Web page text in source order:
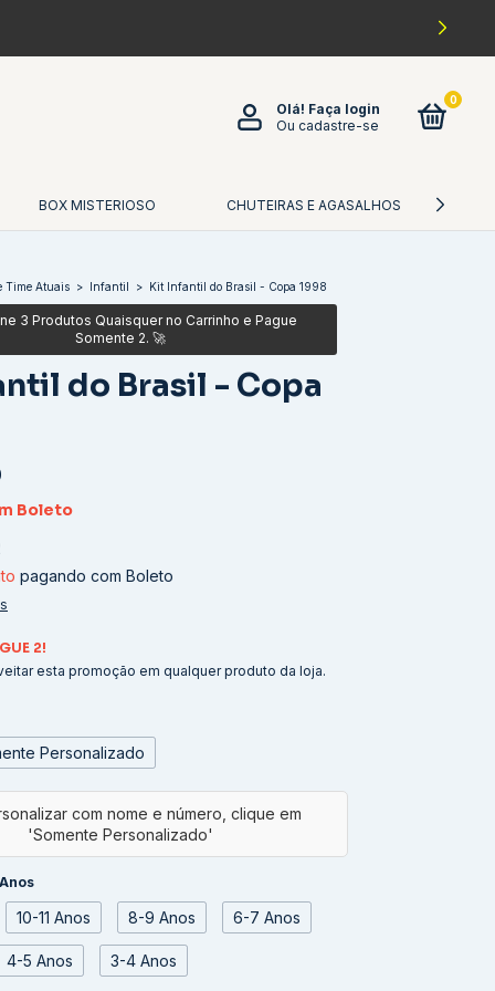
Olá! Faça login
Ou cadastre-se
0
BOX MISTERIOSO CHUTEIRAS E AGASALHOS
Time Atuais > Infantil > Kit Infantil do Brasil - Copa 1998
do Brasil - Copa
Boleto
pagando com Boleto
2!
esta promoção em qualquer produto da loja.
Personalizado
10-11 Anos 8-9 Anos 6-7 Anos
4-5 Anos 3-4 Anos